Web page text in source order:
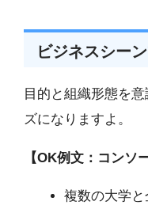
ビジネスシー
目的と組織形態を
ズになりますよ。
【OK例文：コンソ
複数の大学